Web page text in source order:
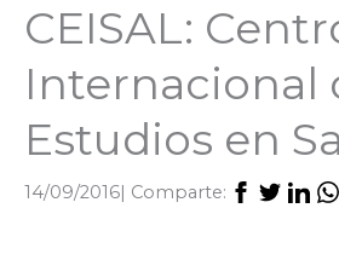
CEISAL:
Internacional
Estudios en
14/09/2016| Comparte: